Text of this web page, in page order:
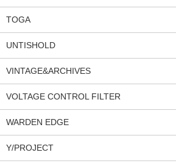
TOGA
UNTISHOLD
VINTAGE&ARCHIVES
VOLTAGE CONTROL FILTER
WARDEN EDGE
Y/PROJECT